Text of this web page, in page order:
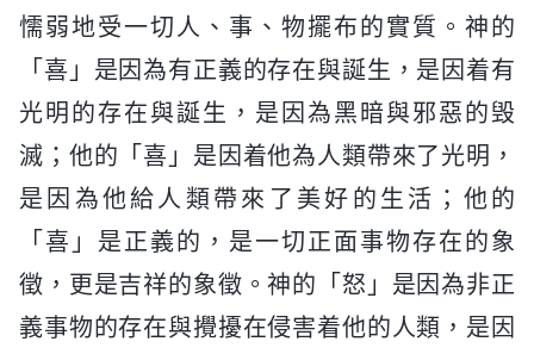
懦弱地受一切人、事、物擺布的實質。神的
「喜」是因為有正義的存在與誕生，是因着有
光明的存在與誕生，是因為黑暗與邪惡的毁
滅；他的「喜」是因着他為人類帶來了光明，
是因為他給人類帶來了美好的生活；他的
「喜」是正義的，是一切正面事物存在的象
徵，更是吉祥的象徵。神的「怒」是因為非正
義事物的存在與攪擾在侵害着他的人類，是因